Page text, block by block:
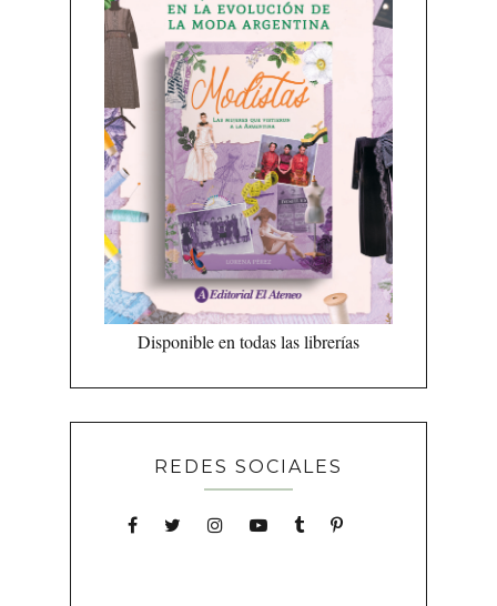
Disponible en todas las librerías
REDES SOCIALES